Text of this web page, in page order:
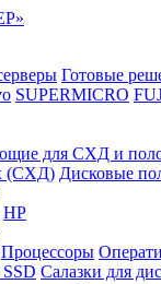
Готовые
SUPERMICRO
для СХД и
(СХД) Дисковые
HP
Процессоры
Салазки для